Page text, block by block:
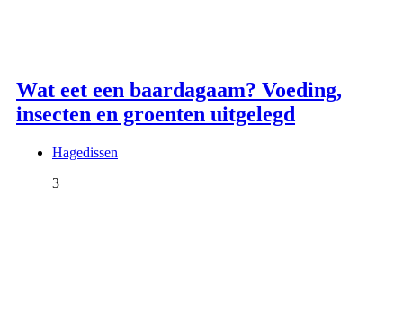
Wat eet een baardagaam? Voeding,
insecten en groenten uitgelegd
Hagedissen
3